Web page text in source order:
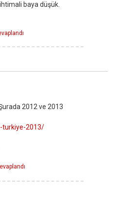
baya düşük.
2012 ve 2013
turkiye-2013/